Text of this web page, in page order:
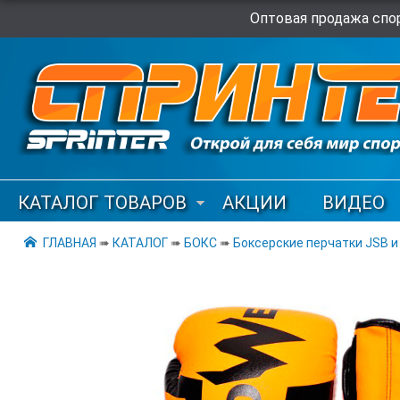
Оптовая продажа
КАТАЛОГ ТОВАРОВ АКЦИИ ВИДЕО
ГЛАВНАЯ ➠ КАТАЛОГ➠ БОКС➠ Боксерские перчатки JSB